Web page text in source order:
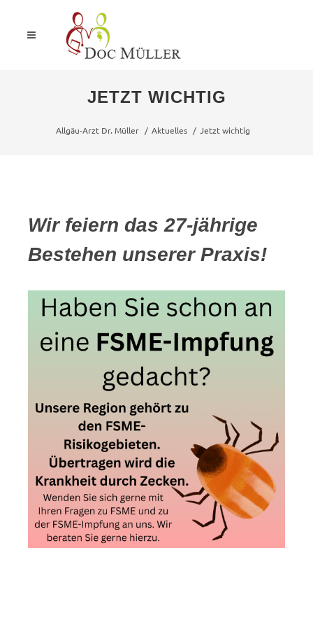
JETZT WICHTIG
Allgäu-Arzt Dr. Müller Aktuelles Jetzt wichtig
Wir feiern das 27-jährige
Bestehen unserer Praxis!